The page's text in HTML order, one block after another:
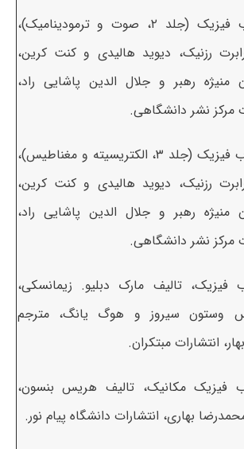
۲- کتاب فیزیک (جلد ۲، صوت و ترمودینامیک)،
رزنیک، دیوید هالیدی و کنت کرین،
منیژه رهبر و جلال الدین پاشایی راد،
مرکز نشر دانشگاهی.
۳- کتاب فیزیک (جلد ۳، الکتریسیته و مغناطیس)،
رزنیک، دیوید هالیدی و کنت کرین،
منیژه رهبر و جلال الدین پاشایی راد،
مرکز نشر دانشگاهی.
فیزیک، تالیف مارک دبلیو. زیمانسکی،
وستون سیروز و هوگ یانگ، مترجم
انتشارات مبتکران.
فیزیک مکانیک، تالیف هریس بنسون،
بهاری، انتشارات دانشگاه پیام نور.